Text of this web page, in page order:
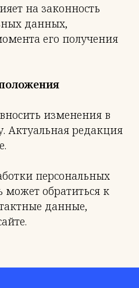
на законность
данных,
его получения
изменения в
Актуальная редакция
персональных
может обратиться к
данные,